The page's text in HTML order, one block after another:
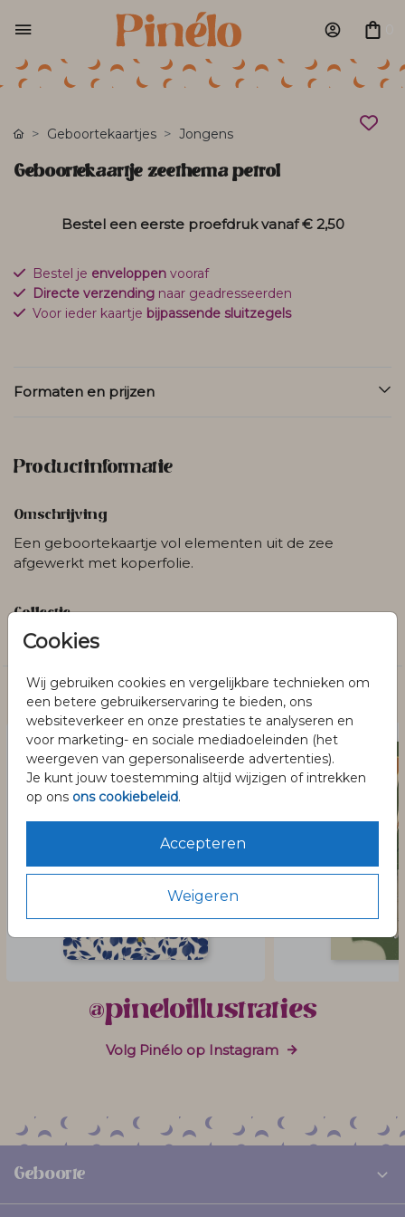
Cookies
Wij gebruiken cookies en vergelijkbare technieken om
een betere gebruikerservaring te bieden, ons
websiteverkeer en onze prestaties te analyseren en
voor marketing- en sociale mediadoeleinden (het
weergeven van gepersonaliseerde advertenties).
Je kunt jouw toestemming altijd wijzigen of intrekken
op ons ons cookiebeleid.
Accepteren
Weigeren
Geboortekaartjes Jongens
Geboortekaartje zeethema petrol
Bestel een eerste proefdruk vanaf€ 2,50
Bestel je enveloppen vooraf
Directe verzending naar geadresseerden
Voor ieder kaartje bijpassende sluitzegels
Formaten en prijzen
Productinformatie
Omschrijving
Een geboortekaartje vol elementen uit de zee
afgewerkt met koperfolie.
Collectie
Jongens
Dit vind je misschien ook leuk
@pineloillustraties
Volg Pinélo op Instagram
Geboorte